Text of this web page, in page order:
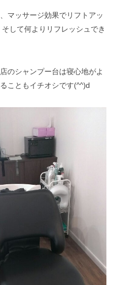
マッサージ効果でリフトアッ
そして何よりリフレッシュでき
のシャンプー台は寝心地がよ
こともイチオシです(^^)d